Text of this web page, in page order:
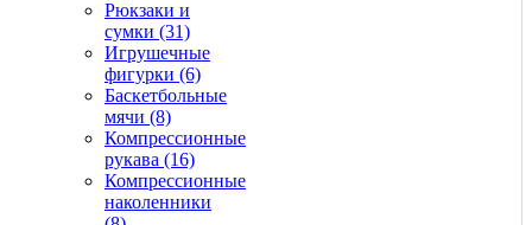
Рюкзаки и
сумки (31)
Игрушечные
фигурки (6)
Баскетбольные
мячи (8)
Компрессионные
рукава (16)
Компрессионные
наколенники